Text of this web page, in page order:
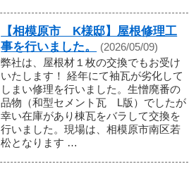
【相模原市 K様邸】屋根修理工
事を行いました。
(2026/05/09)
弊社は、屋根材１枚の交換でもお受け
いたします！ 経年にて袖瓦が劣化して
しまい修理を行いました。生憎廃番の
品物（和型セメント瓦 L版）でしたが
幸い在庫があり棟瓦をバラして交換を
行いました。現場は、相模原市南区若
松となります …